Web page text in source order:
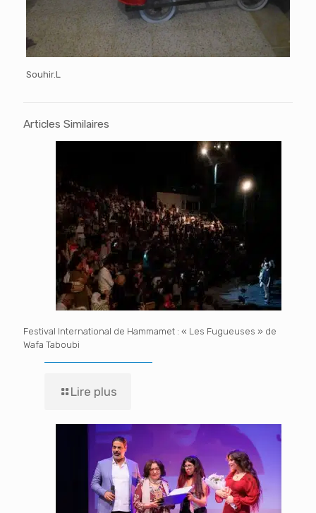
Souhir.L
Articles Similaires
Festival International de Hammamet : « Les Fugueuses » de
Wafa Taboubi
Lire plus